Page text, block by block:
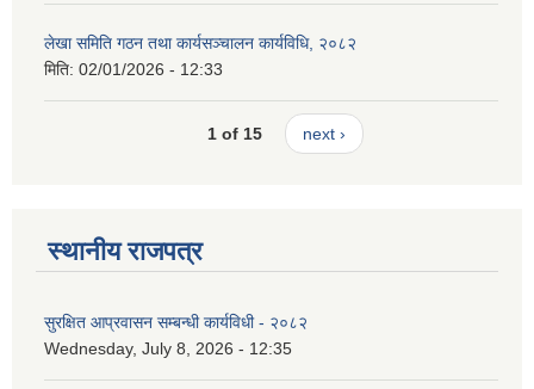
लेखा समिति गठन तथा कार्यसञ्चालन कार्यविधि, २०८२
मिति: 02/01/2026 - 12:33
1 of 15 next ›
स्थानीय राजपत्र
सुरक्षित आप्रवासन सम्बन्धी कार्यविधी - २०८२
Wednesday, July 8, 2026 - 12:35